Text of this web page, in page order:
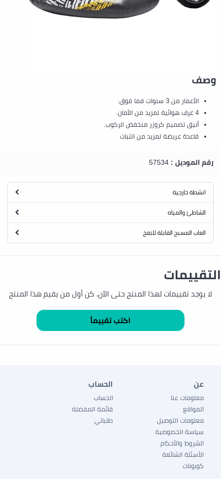
وصف
الأعمار من 3 سنوات فما فوق.
4 غرف هوائية لمزيد من الأمان.
أنيق تصميم كروزر منخفض الركوب.
قاعدة عريضة لمزيد من الثبات
رقم الموديل : 57534
انشطة خارجية
الشاطئ والمياه
العاب المسبح القابلة للنفخ
التقييمات
لا يوجد تقييمات لهذا المنتج حتى الآن. كن أول من يقيم هذا المنتج
عن
معلومات عنا
المواقع
معلومات التوصيل
سياسة الخصوصية
الشروط والأحكام
الأسئلة الشائعة
كوبونات
الحساب
الحساب
قائمة المفضلة
طلباتي